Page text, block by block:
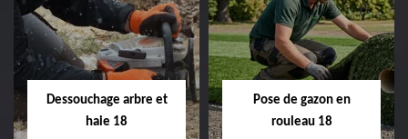
Entreprise taille de haie
18 Cher tel:
02.52.56.49.40
de pelouse 18
Entreprise tonte et
Cher tel: 02.52.56.49.40
Dessouchage arbre et
haie 18
Pose de gazon en
rouleau 18